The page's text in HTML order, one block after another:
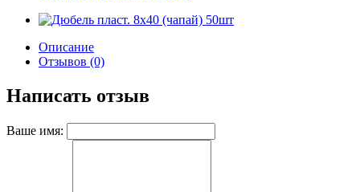
Описание
Отзывов (0)
Написать отзыв
Ваше имя: